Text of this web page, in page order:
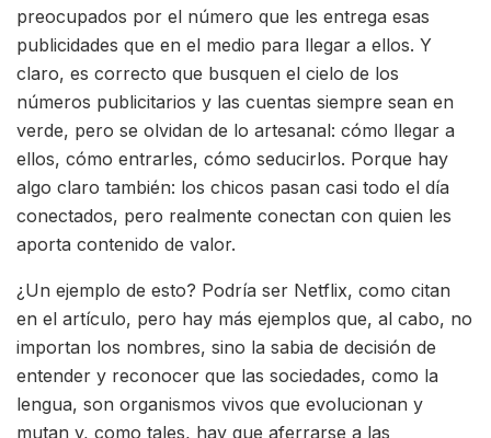
preocupados por el número que les entrega esas
publicidades que en el medio para llegar a ellos. Y
claro, es correcto que busquen el cielo de los
números publicitarios y las cuentas siempre sean en
verde, pero se olvidan de lo artesanal: cómo llegar a
ellos, cómo entrarles, cómo seducirlos. Porque hay
algo claro también: los chicos pasan casi todo el día
conectados, pero realmente conectan con quien les
aporta contenido de valor.
¿Un ejemplo de esto? Podría ser Netflix, como citan
en el artículo, pero hay más ejemplos que, al cabo, no
importan los nombres, sino la sabia de decisión de
entender y reconocer que las sociedades, como la
lengua, son organismos vivos que evolucionan y
mutan y, como tales, hay que aferrarse a las